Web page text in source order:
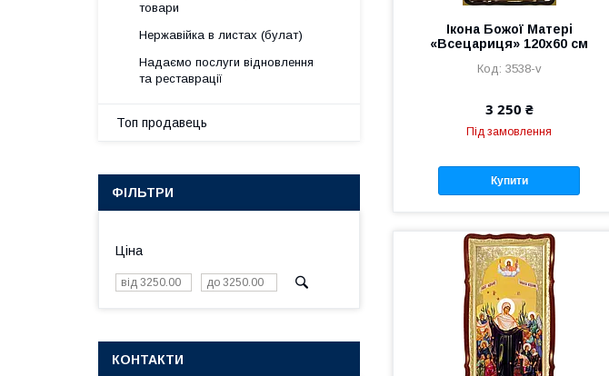
Ікона Божої Матері
«Всецариця» 120х60 см
3538-v
3 250 ₴
Під замовлення
Купити
товари
Нержавійка в листах (булат)
Надаємо послуги відновлення
та реставрації
Топ продавець
ФІЛЬТРИ
Ціна
КОНТАКТИ